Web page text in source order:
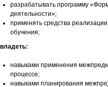
разрабатывать программу
деятельности»;
применять средства
обучения;
владеть:
навыками применения
процессе;
навыками планирования